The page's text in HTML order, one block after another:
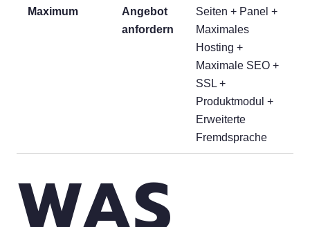
Maximum
Angebot
anfordern
Seiten + Panel +
Maximales
Hosting +
Maximale SEO +
SSL +
Produktmodul +
Erweiterte
Fremdsprache